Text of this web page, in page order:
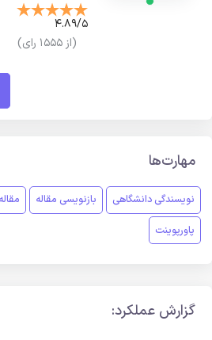
4.89/5
(از 1555 رای)
مهارت‌ها
نویسندگی دانشگاهی بازنویسی مقاله مقاله
پاورپوینت
گزارش عملکرد: